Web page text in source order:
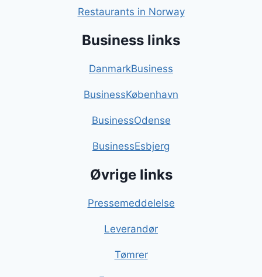
Restaurants in Norway
Business links
DanmarkBusiness
BusinessKøbenhavn
BusinessOdense
BusinessEsbjerg
Øvrige links
Pressemeddelelse
Leverandør
Tømrer